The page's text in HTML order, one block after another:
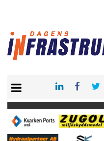
KONTAKT
VÅRA ANDRA MAGASIN
PRENUMERERA